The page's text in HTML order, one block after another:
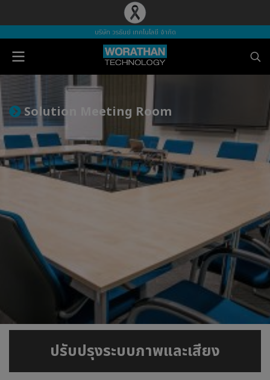
บริษัท วรธันย์ เทคโนโลยี จำกัด
Solutio eting Room
ปรับปรุงระบบภาพและเสียง